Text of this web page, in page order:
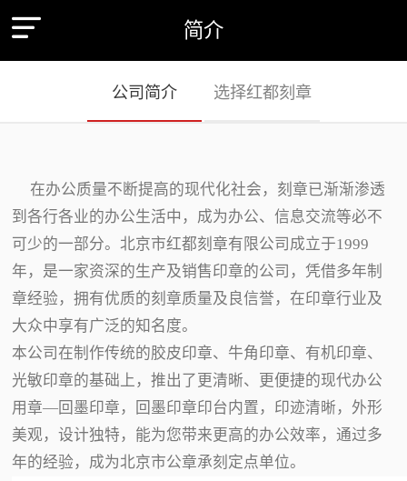
简介
公司简介 选择红都刻章
在办公质量不断提高的现代化社会，刻章已渐渐渗透
到各行各业的办公生活中，成为办公、信息交流等必不
可少的一部分。北京市红都刻章有限公司成立于1999
年，是一家资深的生产及销售印章的公司，凭借多年制
章经验，拥有优质的刻章质量及良信誉，在印章行业及
大众中享有广泛的知名度。
本公司在制作传统的胶皮印章、牛角印章、有机印章、
光敏印章的基础上，推出了更清晰、更便捷的现代办公
用章—回墨印章，回墨印章印台内置，印迹清晰，外形
美观，设计独特，能为您带来更高的办公效率，通过多
年的经验，成为北京市公章承刻定点单位。